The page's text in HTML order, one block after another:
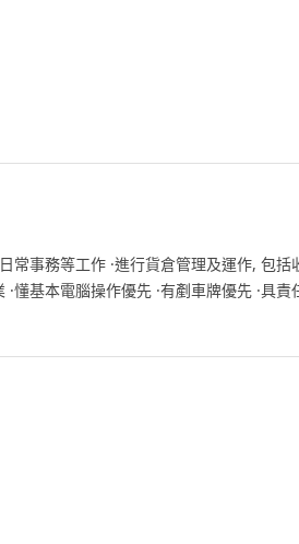
常事務等工作 ·進行貨倉管理及運作, 包
懂基本電腦操作優先 ·有剷車牌優先 ·具